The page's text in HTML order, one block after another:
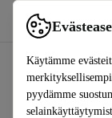
Käytämme
pyydämme
Käytä refurbed-